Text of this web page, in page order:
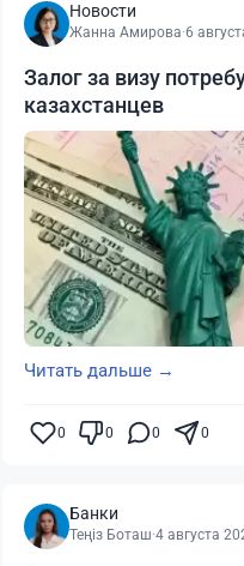
Новости
Жанна Амирова·6
Залог за визу
казахстанцев
Читать дальше →
0 0 0 0
Банки
Теңіз Боташ·4 августа